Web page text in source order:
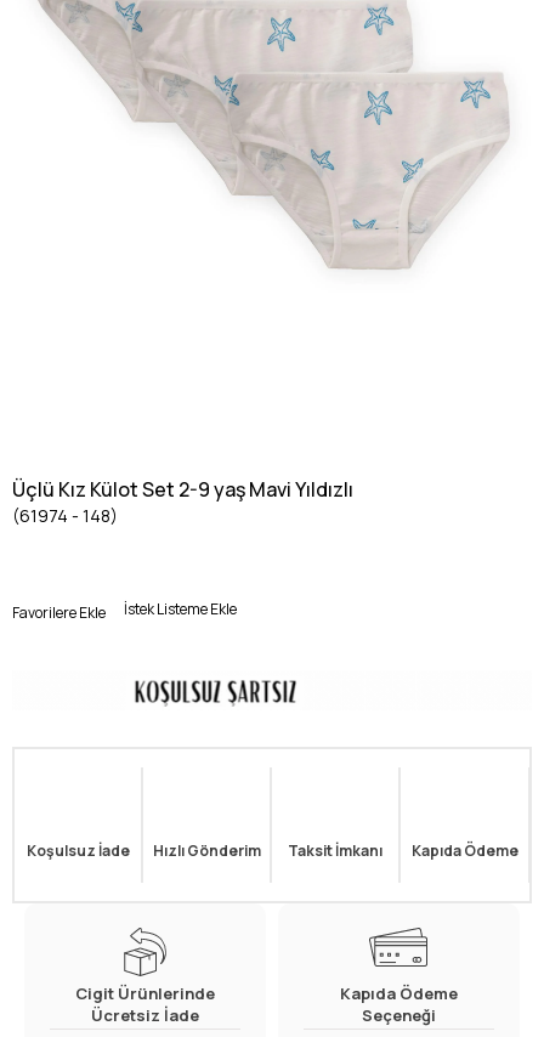
Üçlü Kız Külot Set 2-9 yaş Mavi Yıldızlı
(61974 - 148)
Favorilere Ekle İstek Listeme Ekle
Koşulsuz İade Hızlı Gönderim Taksit İmkanı Kapıda Ödeme
Cigit Ürünlerinde
Ücretsiz İade
Kapıda Ödeme
Seçeneği